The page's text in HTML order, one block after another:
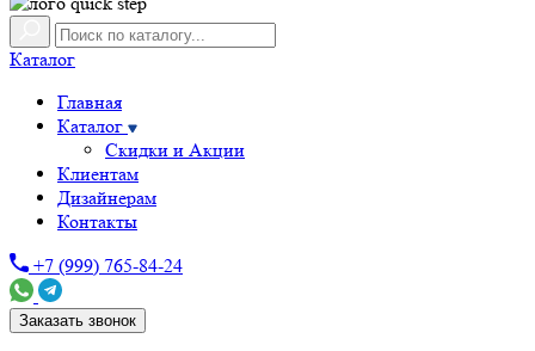
Каталог
Главная
Каталог
Скидки и Акции
Клиентам
Дизайнерам
Контакты
+7 (999) 765-84-24
Заказать звонок